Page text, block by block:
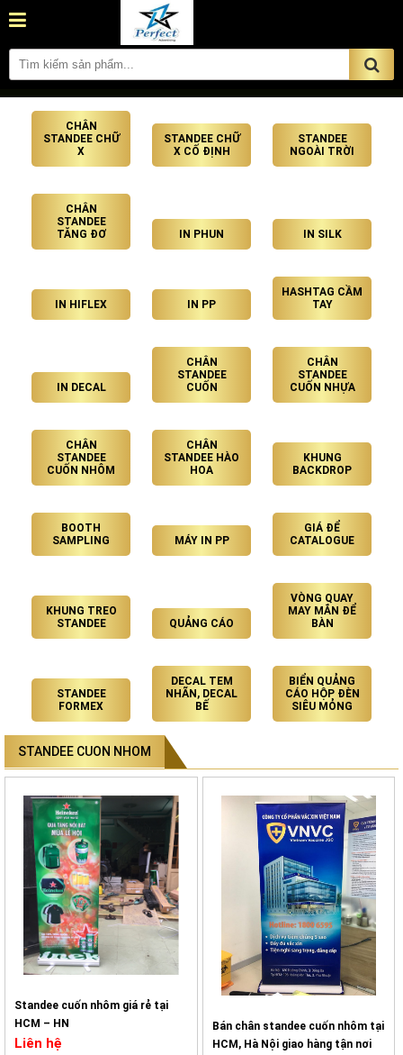
CHÂN
STANDEE CHỮ
X
STANDEE CHỮ
X CỐ ĐỊNH
STANDEE
NGOÀI TRỜI
CHÂN
STANDEE
TĂNG ĐƠ
IN PHUN IN SILK
IN HIFLEX IN PP
HASHTAG CẦM
TAY
IN DECAL
CHÂN
STANDEE
CUỐN
CHÂN
STANDEE
CUỐN NHỰA
CHÂN
STANDEE
CUỐN NHÔM
CHÂN
STANDEE HÀO
HOA
KHUNG
BACKDROP
BOOTH
SAMPLING
MÁY IN PP
GIÁ ĐỂ
CATALOGUE
KHUNG TREO
STANDEE
QUẢNG CÁO
VÒNG QUAY
MAY MẮN ĐỂ
BÀN
STANDEE
FORMEX
DECAL TEM
NHÃN, DECAL
BẾ
BIỂN QUẢNG
CÁO HỘP ĐÈN
SIÊU MỎNG
STANDEE CUON NHOM
Standee cuốn nhôm giá rẻ tại
HCM – HN
Liên hệ
Bán chân standee cuốn nhôm tại
HCM, Hà Nội giao hàng tận nơi